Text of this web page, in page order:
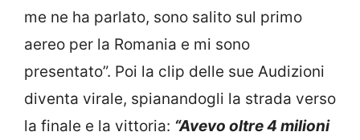
me ne ha parlato, sono salito sul primo
aereo per la Romania e mi sono
presentato”. Poi la clip delle sue Audizioni
diventa virale, spianandogli la strada verso
la finale e la vittoria: “Avevo oltre 4 milioni